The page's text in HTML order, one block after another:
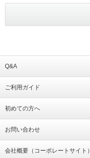
Q&A
ご利用ガイド
初めての方へ
お問い合わせ
会社概要（コーポレートサイト）